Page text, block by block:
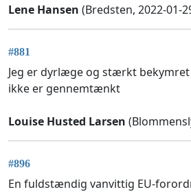
Lene Hansen (Bredsten, 2022-01-
#881
Jeg er dyrlæge og stærkt
ikke er gennemtænkt
Louise Husted Larsen
#896
En fuldstændig vanvittig EU-